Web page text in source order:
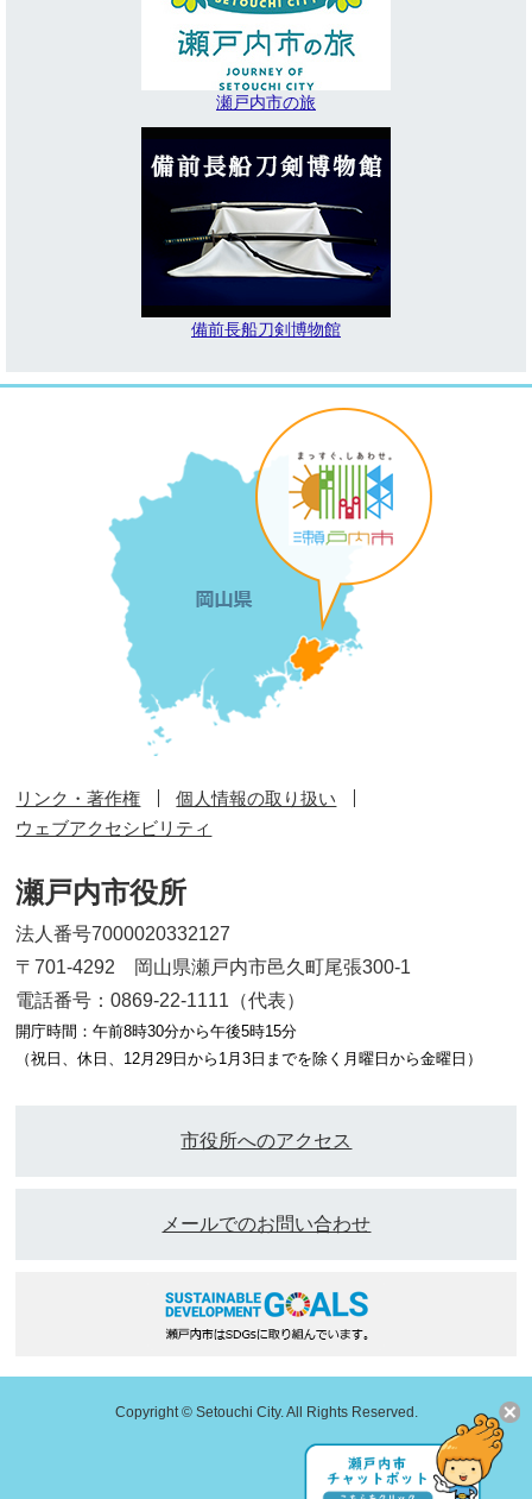
瀬戸内市の旅
備前長船刀剣博物館
リンク・著作権
個人情報の取り扱い
ウェブアクセシビリティ
瀬戸内市役所
法人番号7000020332127
〒701-4292 岡山県瀬戸内市邑久町尾張300-1
電話番号：0869-22-1111（代表）
開庁時間：午前8時30分から午後5時15分
（祝日、休日、12月29日から1月3日までを除く月曜日から金曜日）
市役所へのアクセス
メールでのお問い合わせ
Copyright © Setouchi City. All Rights Reserved.